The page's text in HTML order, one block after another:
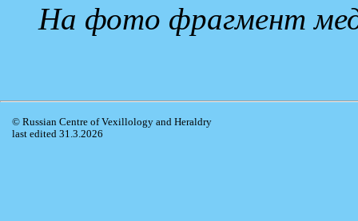
На фото фрагмент
© Russian Centre of Vexillology and Heraldry
last edited 31.3.2026